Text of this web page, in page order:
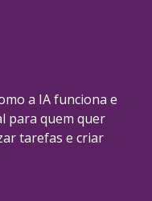
a IA funciona e
para quem quer
tarefas e criar